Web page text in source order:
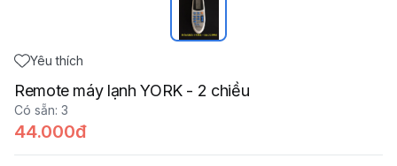
Yêu thích
Remote máy lạnh YORK - 2 chiều
Có sẵn: 3
44.000đ